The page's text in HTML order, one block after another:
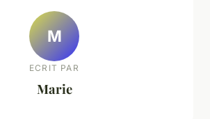
M
ECRIT PAR
Marie